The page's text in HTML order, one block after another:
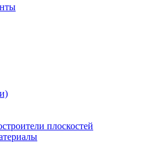
плоскостей